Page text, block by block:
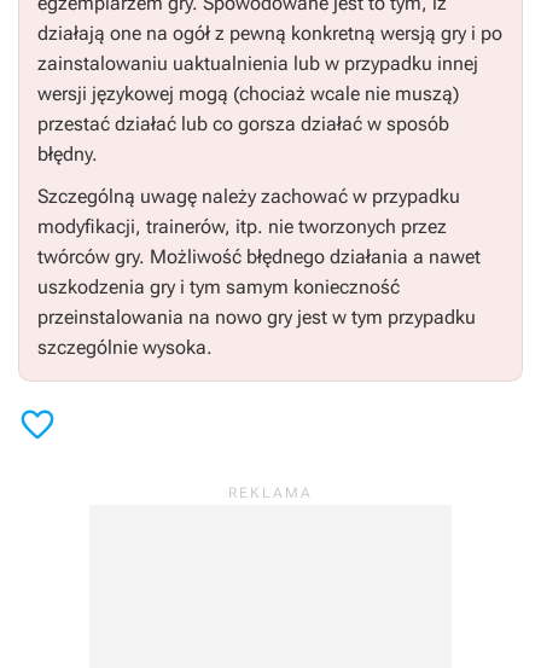
działają one na ogół z pewną konkretną wersją gry i po
zainstalowaniu uaktualnienia lub w przypadku innej
wersji językowej mogą (chociaż wcale nie muszą)
przestać działać lub co gorsza działać w sposób
błędny.
Szczególną uwagę należy zachować w przypadku
modyfikacji, trainerów, itp. nie tworzonych przez
twórców gry. Możliwość błędnego działania a nawet
uszkodzenia gry i tym samym konieczność
przeinstalowania na nowo gry jest w tym przypadku
szczególnie wysoka.
